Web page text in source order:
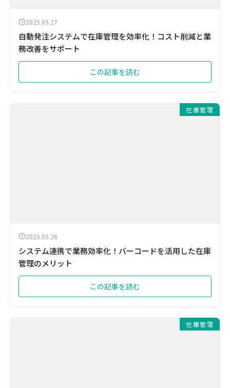
2025.05.27
自動発注システムで在庫管理を効率化！コスト削減と業
務改善をサポート
この記事を読む
在庫管理
2025.05.26
システム連携で業務効率化！バーコードを活用した在庫
管理のメリット
この記事を読む
在庫管理